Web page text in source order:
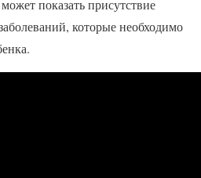
показать присутствие
которые необходимо